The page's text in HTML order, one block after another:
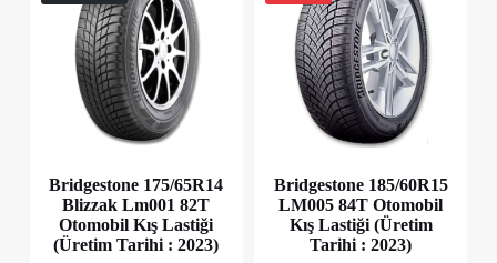
Bridgestone 175/65R14
Blizzak Lm001 82T
Otomobil Kış Lastiği
(Üretim Tarihi : 2023)
Bridgestone 185/60R15
LM005 84T Otomobil
Kış Lastiği (Üretim
Tarihi : 2023)